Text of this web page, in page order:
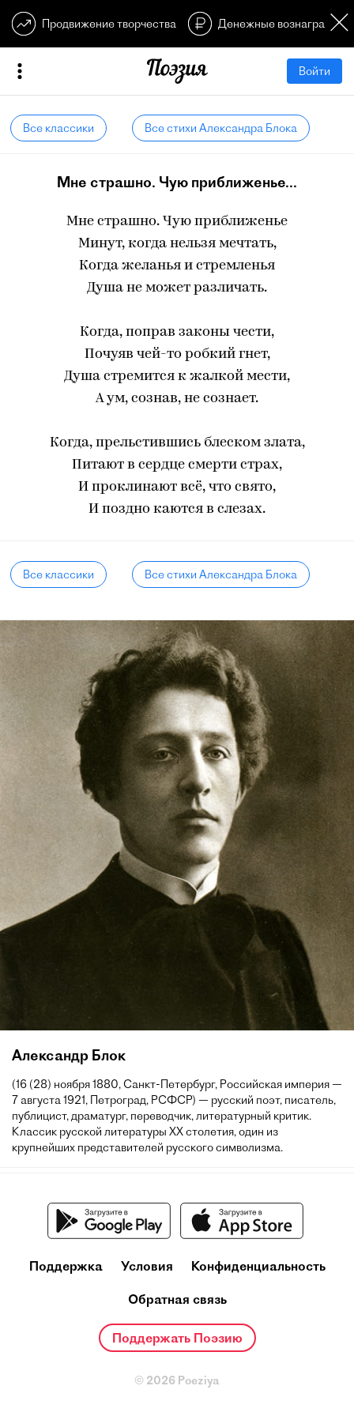
Продвижение творчества Денежные
Войти
Все классики Все стихи Александра Блока
Мне страшно. Чую приближенье...
Мне страшно. Чую приближенье
Минут, когда нельзя мечтать,
Когда желанья и стремленья
Душа не может различать.
Когда, поправ законы чести,
Почуяв чей-то робкий гнет,
Душа стремится к жалкой мести,
А ум, сознав, не сознает.
Когда, прельстившись блеском злата,
Питают в сердце смерти страх,
И проклинают всё, что свято,
И поздно каются в слезах.
Все классики Все стихи Александра Блока
Александр Блок
(16 (28) ноября 1880, Санкт-Петербург, Российская империя —
7 августа 1921, Петроград, РСФСР) — русский поэт, писатель,
публицист, драматург, переводчик, литературный критик.
Классик русской литературы XX столетия, один из
крупнейших представителей русского символизма.
Поддержка Условия Конфиденциальность
Обратная связь
Поддержать Поэзию
© 2026 Poeziya